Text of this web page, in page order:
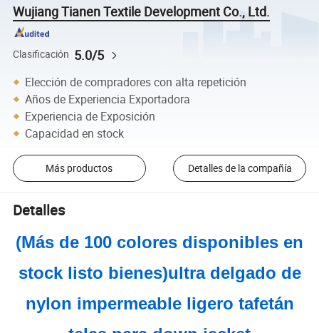
Wujiang Tianen Textile Development Co., Ltd.
Clasificación 5.0/5
Elección de compradores con alta repetición
Años de Experiencia Exportadora
Experiencia de Exposición
Capacidad en stock
Más productos Detalles de la compañía
Detalles
(Más de 100 colores disponibles en
stock listo bienes)ultra delgado de
nylon impermeable ligero tafetán